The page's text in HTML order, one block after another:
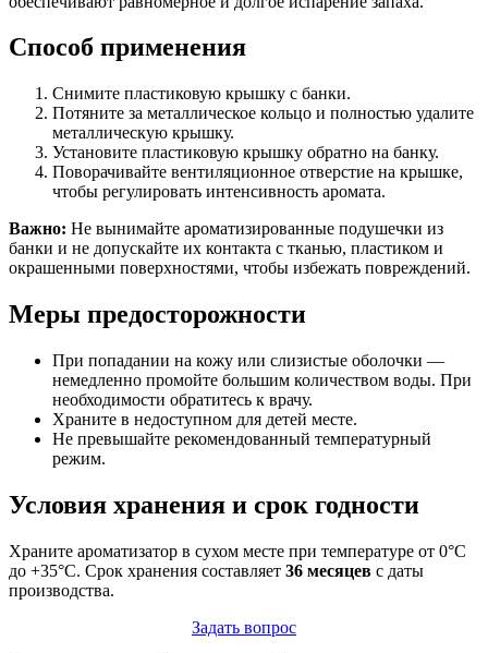
Способ применения
Снимите пластиковую крышку с банки.
Потяните за металлическое кольцо и полностью удалите
металлическую крышку.
Установите пластиковую крышку обратно на банку.
Поворачивайте вентиляционное отверстие на крышке,
чтобы регулировать интенсивность аромата.
Важно: Не вынимайте ароматизированные подушечки из
банки и не допускайте их контакта с тканью, пластиком и
окрашенными поверхностями, чтобы избежать повреждений.
Меры предосторожности
При попадании на кожу или слизистые оболочки —
немедленно промойте большим количеством воды. При
необходимости обратитесь к врачу.
Храните в недоступном для детей месте.
Не превышайте рекомендованный температурный
режим.
Условия хранения и срок годности
Храните ароматизатор в сухом месте при температуре от 0°C
до +35°C. Срок хранения составляет 36 месяцев с даты
производства.
Задать вопрос